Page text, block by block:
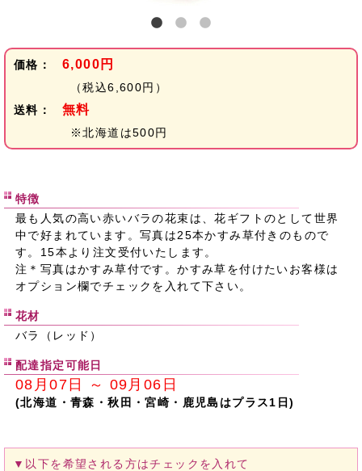
価格： 6,000円
（税込6,600円）
送料：
無料
※北海道は500円
特徴
最も人気の高い赤いバラの花束は、花ギフトのとして世界
中で好まれています。写真は25本かすみ草付きのもので
す。15本より注文受付いたします。
注＊写真はかすみ草付です。かすみ草を付けたいお客様は
オプション欄でチェックを入れて下さい。
花材
バラ（レッド）
配達指定可能日
08月07日 ～ 09月06日
(北海道・青森・秋田・宮崎・鹿児島はプラス1日)
▼以下を希望される方はチェックを入れて